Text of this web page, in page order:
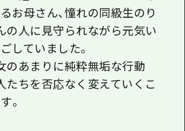
お母さん、憧れの同級生のり
の人に見守られながら元気い
していました。
のあまりに純粋無垢な行動
たちを否応なく変えていくこ
。